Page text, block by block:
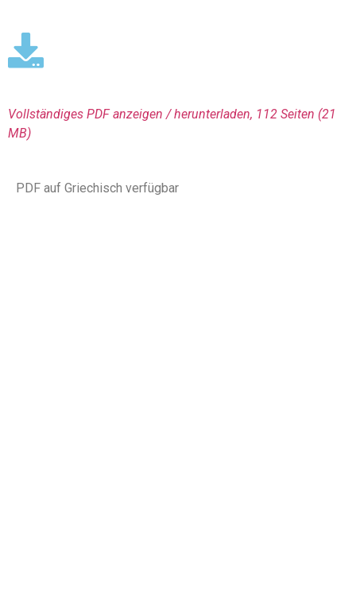
Vollständiges PDF anzeigen / herunterladen, 112 Seiten (21
MΒ)
PDF auf Griechisch verfügbar